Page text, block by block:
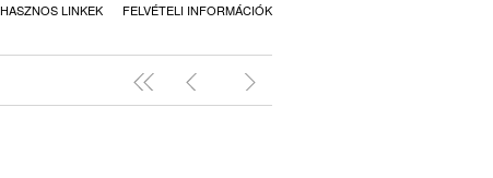
HASZNOS LINKEK FELVÉTELI INFORMÁCIÓK